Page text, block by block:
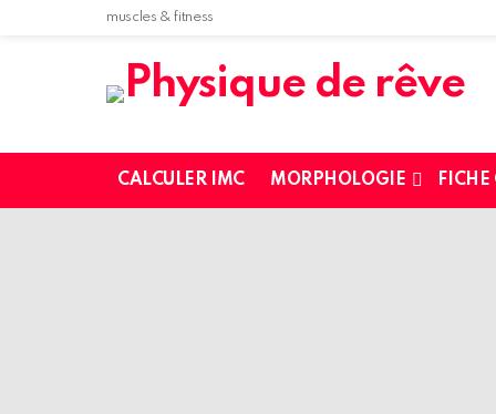
muscles & fitness
CALCULER IMC MORPHOLOGIE FICHE